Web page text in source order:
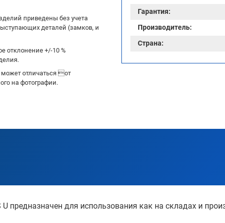
Гарантия:
Производитель:
Страна:
приведены без учета
деталей (замков, и
отклонение +/-10 %
отличаться от
на фотографии.
предназначен для использования как на складах и